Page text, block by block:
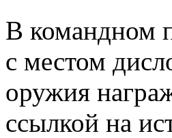
В командном
с местом
оружия
ссылкой на